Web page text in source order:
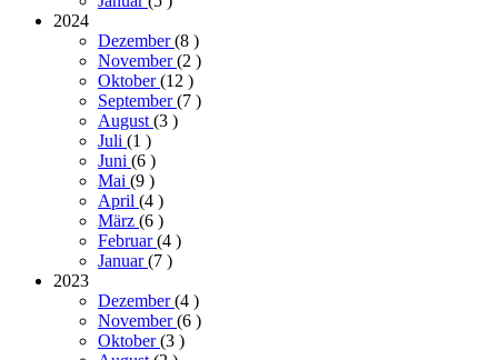
2024
Dezember(8 )
November(2 )
Oktober(12 )
September(7 )
August(3 )
Juli (1 )
Juni (6 )
Mai (9 )
April (4 )
März (6 )
Februar(4 )
Januar(7 )
2023
Dezember(4 )
November(6 )
Oktober(3 )